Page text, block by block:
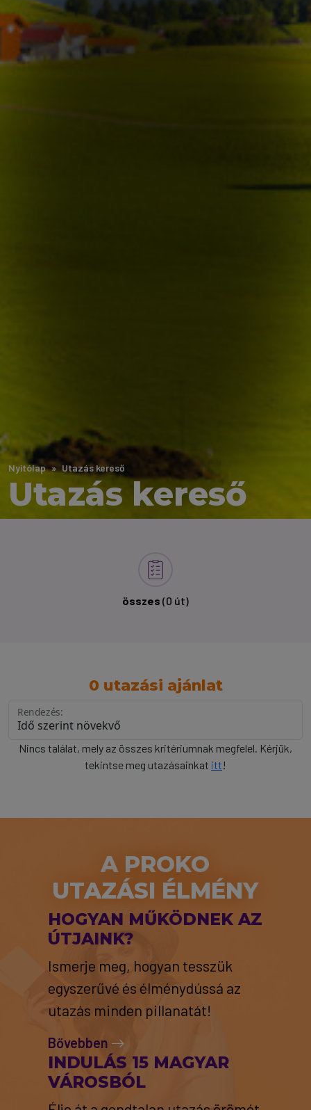
Nyitólap Utazás kereső
Utazás kereső
összes (0 út)
0 utazási ajánlat
Rendezés:
Nincs találat, mely az összes kritériumnak megfelel. Kérjük,
tekintse meg utazásainkat itt!
A PROKO
UTAZÁSI ÉLMÉNY
HOGYAN MŰKÖDNEK AZ
ÚTJAINK?
Ismerje meg, hogyan tesszük
egyszerűvé és élménydússá az
utazás minden pillanatát!
Bővebben
INDULÁS 15 MAGYAR
VÁROSBÓL